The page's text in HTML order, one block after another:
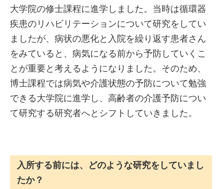
大学院の修士課程に進学しました。当時は循環器
疾患のリハビリテーションについて研究をしてい
ましたが、病状の悪化と入院を繰り返す患者さん
をみていると、病気になる前から予防していくこ
とが重要と考えるようになりました。そのため、
博士課程では病気や介護状態の予防について勉強
できる大学院に進学し、高齢者の介護予防につい
て研究する研究者へとシフトしていきました。
入所する前には、どのような研究をしていまし
たか？